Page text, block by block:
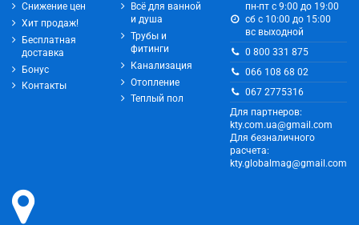
Снижение цен
Хит продаж!
Бесплатная
доставка
Бонус
Контакты
Всё для ванной
и душа
Трубы и
фитинги
Канализация
Отопление
Теплый пол
пн-пт с 9:00 до 19:00
сб с 10:00 до 15:00
вс выходной
0 800 331 875
066 108 68 02
067 2775316
Для партнеров:
kty.com.ua@gmail.com
Для безналичного
расчета:
kty.globalmag@gmail.com